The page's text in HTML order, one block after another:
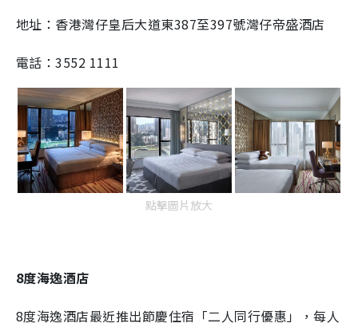
地址： 香港灣仔皇后大道東387至397號灣仔帝盛酒店
電話：3552 1111
點擊圖片放大
8度海逸酒店
8度海逸酒店最近推出節慶住宿「二人同行優惠」，每人